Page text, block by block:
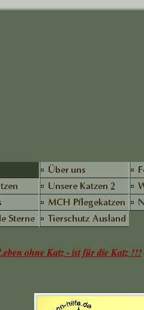
ohne Katz - ist für die Katz !!!